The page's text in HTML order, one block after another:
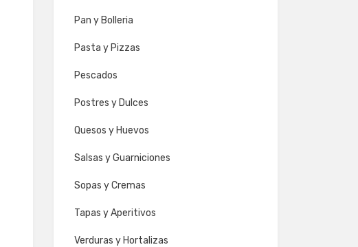
Pan y Bolleria
Pasta y Pizzas
Pescados
Postres y Dulces
Quesos y Huevos
Salsas y Guarniciones
Sopas y Cremas
Tapas y Aperitivos
Verduras y Hortalizas